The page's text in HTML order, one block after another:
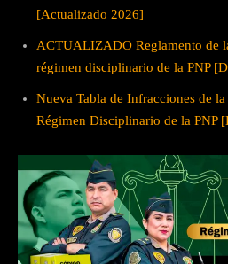
[Actualizado 2026]
ACTUALIZADO Reglamento de
régimen disciplinario de la PNP
Nueva Tabla de Infracciones de
Régimen Disciplinario de la PNP